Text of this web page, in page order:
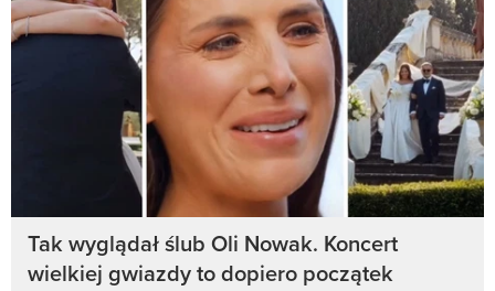
Tak wyglądał ślub Oli Nowak. Koncert
wielkiej gwiazdy to dopiero początek